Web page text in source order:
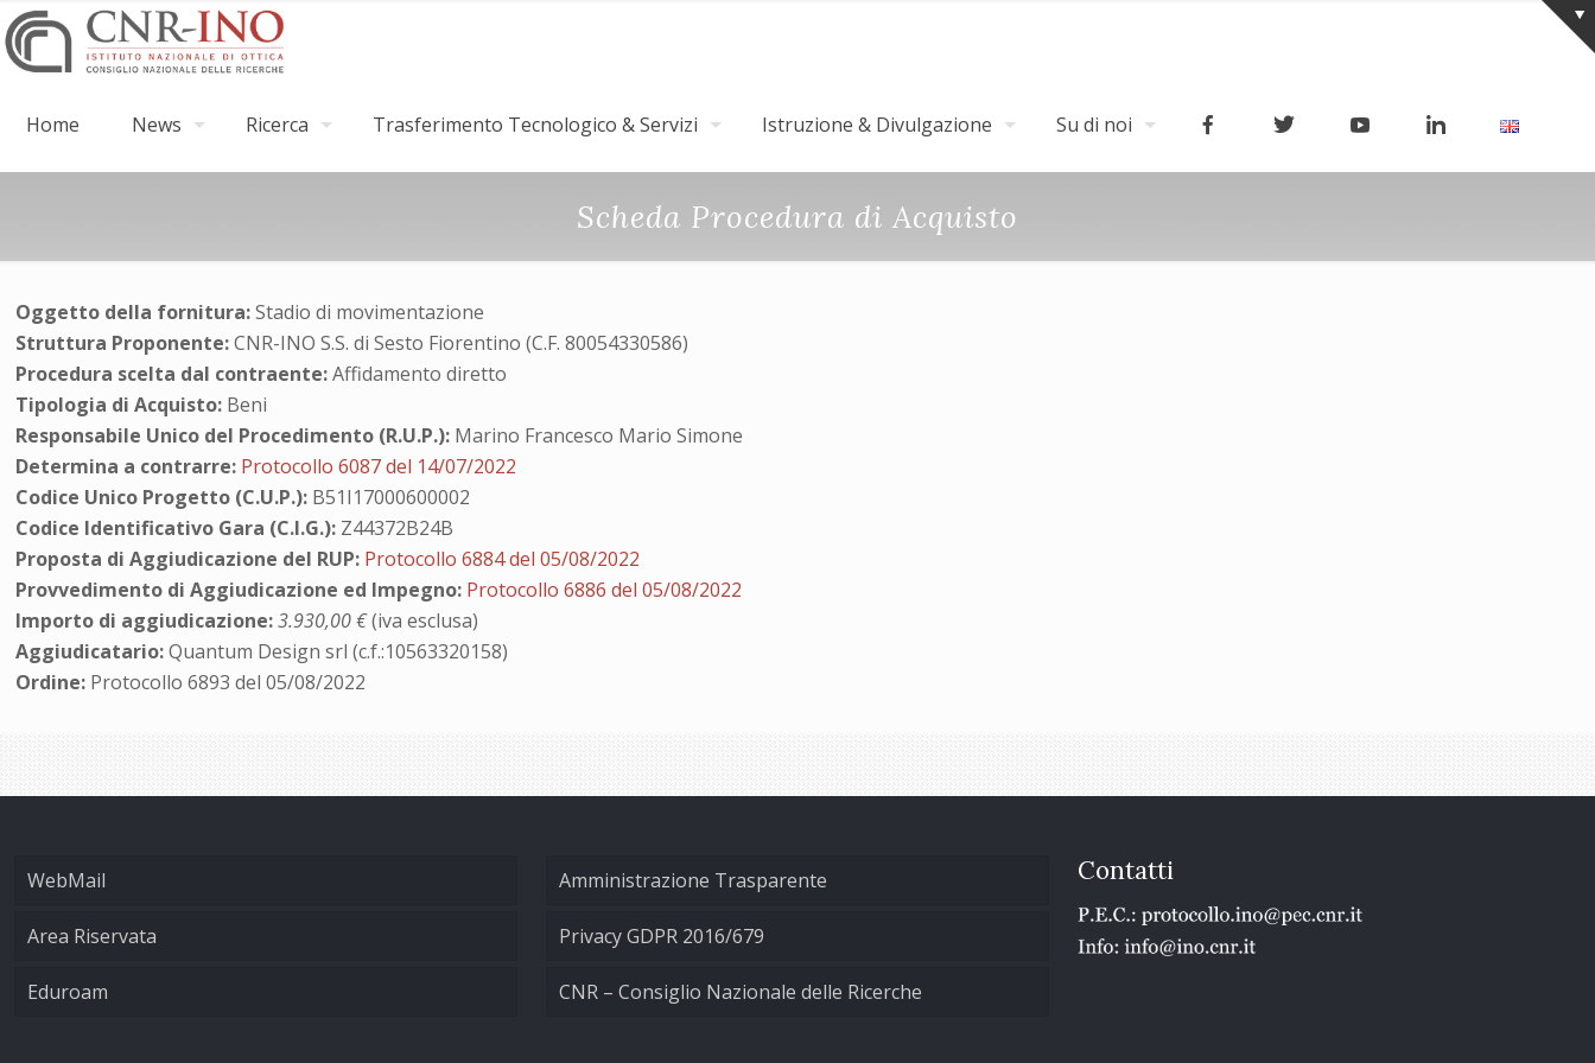
Home News Ricerca Trasferimento Tecnologico & Servizi Istruzione & Divulgazione Su di noi
Scheda Procedura di Acquisto
Oggetto della fornitura:Stadio di movimentazione
Struttura Proponente:CNR-INO S.S. di Sesto Fiorentino (C.F. 80054330586)
Procedura scelta dal contraente:Affidamento diretto
Tipologia di Acquisto: Beni
Responsabile Unico del Procedimento (R.U.P.): Marino Francesco Mario Simone
Determina a contrarre: Protocollo 6087 del 14/07/2022
Codice Unico Progetto (C.U.P.): B51I17000600002
Codice Identificativo Gara (C.I.G.): Z44372B24B
Proposta di Aggiudicazione del RUP: Protocollo 6884 del 05/08/2022
Provvedimento di Aggiudicazione ed Impegno: Protocollo 6886 del 05/08/2022
Importo di aggiudicazione: 3.930,00 €(iva esclusa)
Aggiudicatario:Quantum Design srl (c.f.:10563320158)
Ordine: Protocollo 6893 del 05/08/2022
WebMail
Area Riservata
Eduroam
Amministrazione Trasparente
Privacy GDPR 2016/679
CNR – Consiglio Nazionale delle Ricerche
Contatti